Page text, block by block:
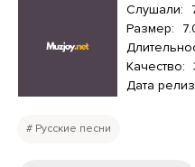
Слушали:
Размер:
Качество:
Дата
Русские песни